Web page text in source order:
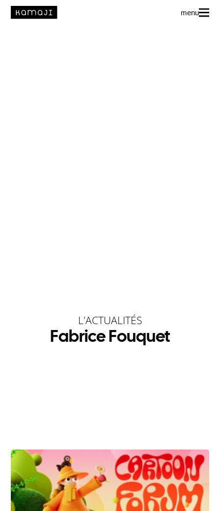
menu
L'ACTUALITÉS
Fabrice Fouquet